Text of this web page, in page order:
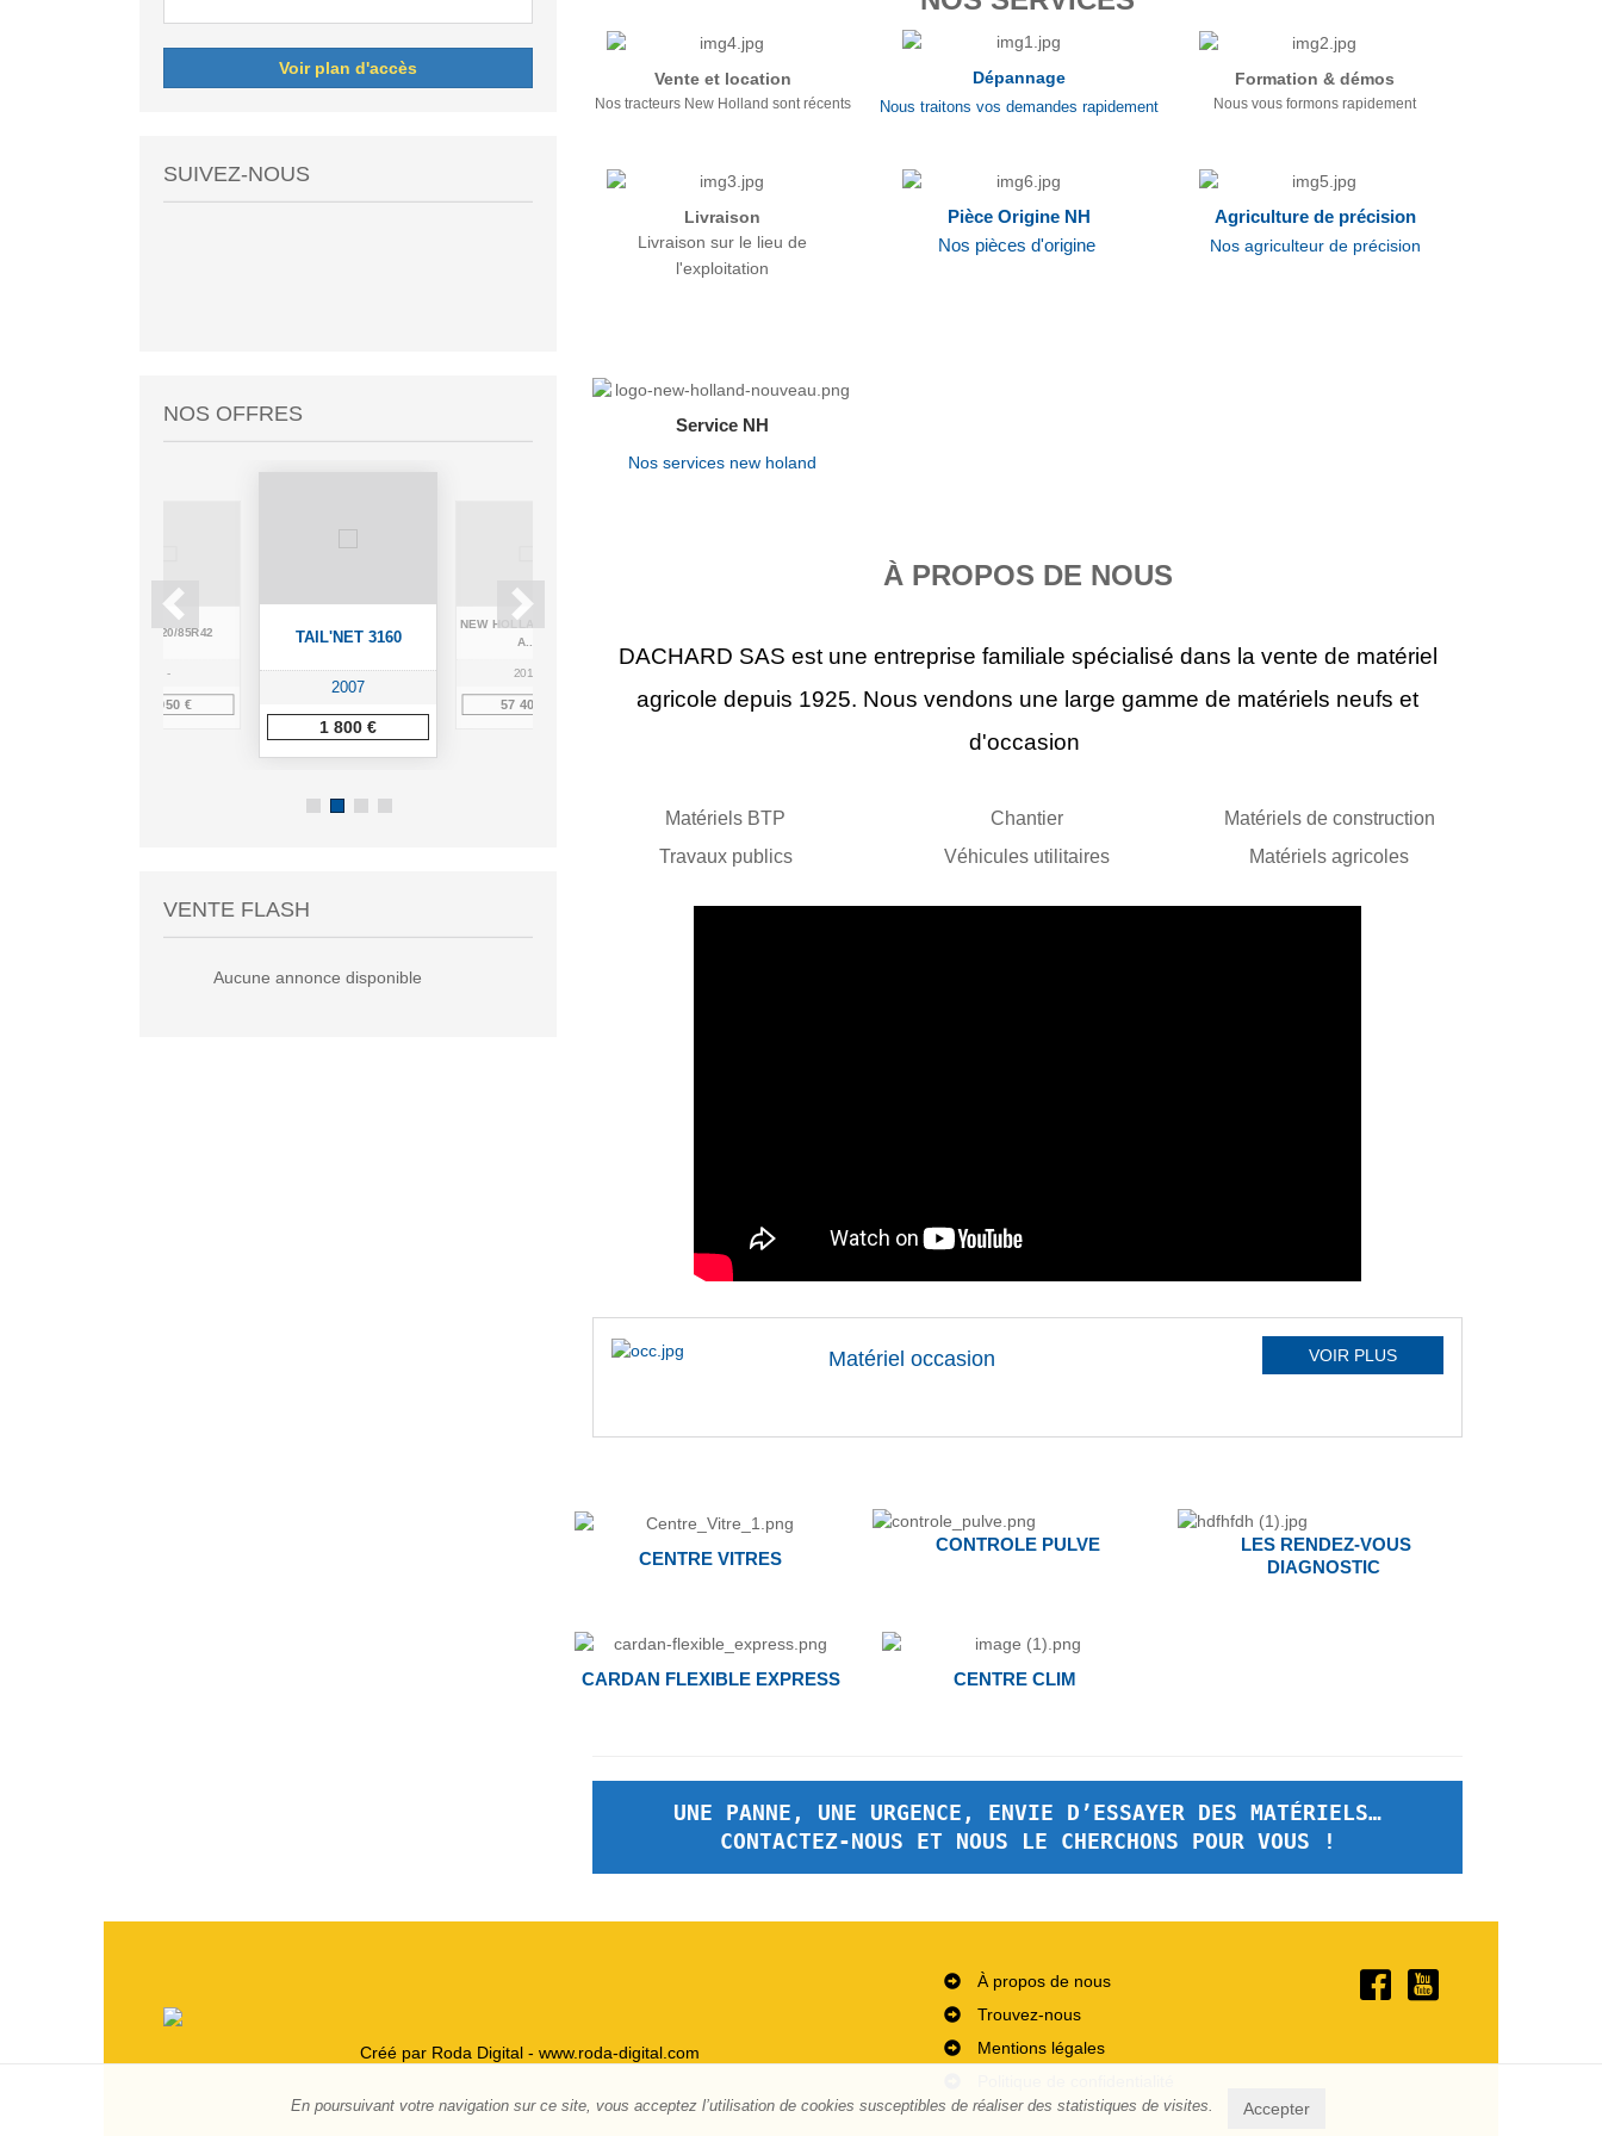
En poursuivant votre navigation sur ce site, vous acceptez l’utilisation de cookies susceptibles de réaliser des statistiques de visites. Accepter
Vente et location
Nos tracteurs New Holland sont récents
Dépannage
Nous traitons vos demandes rapidement
Formation & démos
Nous vous formons rapidement
Livraison
Livraison sur le lieu de
l'exploitation
Pièce Origine NH
Nos pièces d'origine
Agriculture de précision
Nos agriculteur de précision
Service NH
Nos services new holand
À PROPOS DE NOUS
DACHARD SAS est une entreprise familiale spécialisé dans la vente de matériel
agricole depuis 1925. Nous vendons une large gamme de matériels neufs et
d'occasion
Matériels BTP
Travaux publics
Chantier
Véhicules utilitaires
Matériels de construction
Matériels agricoles
Matériel occasion VOIR PLUS
CENTRE VITRES
CONTROLE PULVE
LES RENDEZ-VOUS
DIAGNOSTIC
CARDAN FLEXIBLE EXPRESS CENTRE CLIM
UNE PANNE, UNE URGENCE, ENVIE D’ESSAYER DES MATÉRIELS…
CONTACTEZ-NOUS ET NOUS LE CHERCHONS POUR VOUS !
Voir plan d'accès
SUIVEZ-NOUS
NOS OFFRES
BKT 520/85R42
-
1 950 €
TAIL'NET 3160
2007
1 800 €
NEW HOLLAND T7.190
A...
2019
57 400 € 56 000 € 1 950 € 1 800 €
VENTE FLASH
Aucune annonce disponible
Créé par Roda Digital - www.roda-digital.com
À propos de nous
Trouvez-nous
Mentions légales